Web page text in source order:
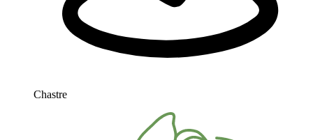
Chastre